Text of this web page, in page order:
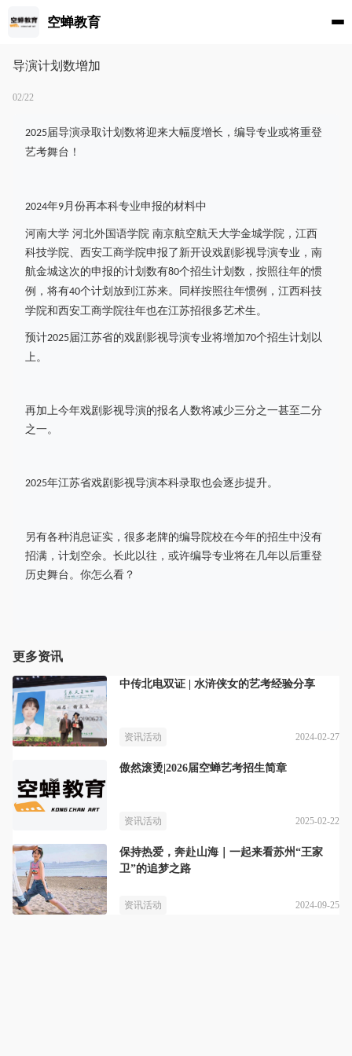
空蝉教育
导演计划数增加
02/22
2025届导演录取计划数将迎来大幅度增长，编导专业或将重登
艺考舞台！
2024年9月份再本科专业申报的材料中
河南大学 河北外国语学院 南京航空航天大学金城学院，江西
科技学院、西安工商学院申报了新开设戏剧影视导演专业，南
航金城这次的申报的计划数有80个招生计划数，按照往年的惯
例，将有40个计划放到江苏来。同样按照往年惯例，江西科技
学院和西安工商学院往年也在江苏招很多艺术生。
预计2025届江苏省的戏剧影视导演专业将增加70个招生计划以
上。
再加上今年戏剧影视导演的报名人数将减少三分之一甚至二分
之一。
2025年江苏省戏剧影视导演本科录取也会逐步提升。
另有各种消息证实，很多老牌的编导院校在今年的招生中没有
招满，计划空余。长此以往，或许编导专业将在几年以后重登
历史舞台。你怎么看？
更多资讯
中传北电双证 | 水浒侠女的艺考经验分享
资讯活动 2024-02-27
傲然滚烫|2026届空蝉艺考招生简章
资讯活动 2025-02-22
保持热爱，奔赴山海｜一起来看苏州“王家
卫”的追梦之路
资讯活动 2024-09-25